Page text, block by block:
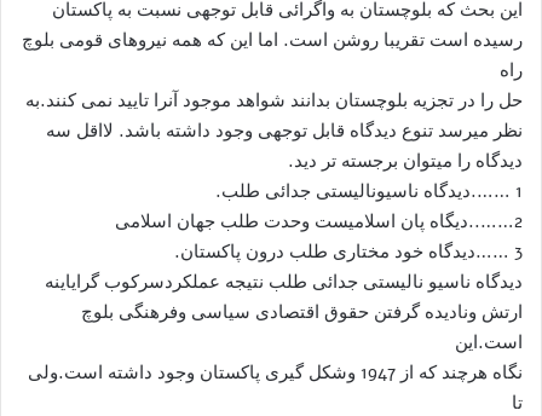
این بحث که بلوچستان به واگرائی قابل توجهی نسبت به پاکستان
رسیده است تقریبا روشن است. اما این که همه نیروهای قومی بلوچ
راه
حل را در تجزیه بلوچستان بدانند شواهد موجود آنرا تایید نمی کنند.به
نظر میرسد تنوع دیدگاه قابل توجهی وجود داشته باشد. لااقل سه
دیدگاه را میتوان برجسته تر دید.
1 …….دیدگاه ناسیونالیستی جدائی طلب.
2……..دیگاه پان اسلامیست وحدت طلب جهان اسلامی
3 ……دیدگاه خود مختاری طلب درون پاکستان.
دیدگاه ناسیو نالیستی جدائی طلب نتیجه عملکردسرکوب گرایاینه
ارتش ونادیده گرفتن حقوق اقتصادی سیاسی وفرهنگی بلوچ
است.این
نگاه هرچند که از 1947 وشکل گیری پاکستان وجود داشته است.ولی
تا